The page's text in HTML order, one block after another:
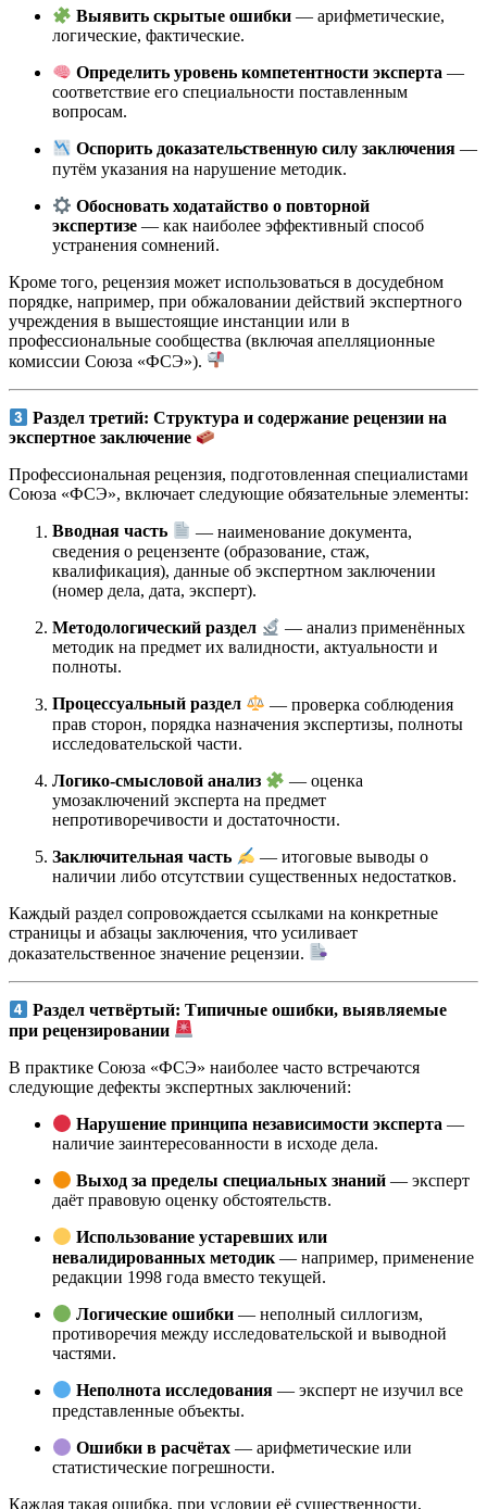
Выявить скрытые ошибки — арифметические,
логические, фактические.
Определить уровень компетентности эксперта —
соответствие его специальности поставленным
вопросам.
Оспорить доказательственную силу заключения —
путём указания на нарушение методик.
Обосновать ходатайство о повторной
экспертизе — как наиболее эффективный способ
устранения сомнений.
Кроме того, рецензия может использоваться в досудебном
порядке, например, при обжаловании действий экспертного
учреждения в вышестоящие инстанции или в
профессиональные сообщества (включая апелляционные
комиссии Союза «ФСЭ»).
Раздел третий: Структура и содержание рецензии на
экспертное заключение
Профессиональная рецензия, подготовленная специалистами
Союза «ФСЭ», включает следующие обязательные элементы:
Вводная часть
— наименование документа,
сведения о рецензенте (образование, стаж,
квалификация), данные об экспертном заключении
(номер дела, дата, эксперт).
Методологический раздел
— анализ применённых
методик на предмет их валидности, актуальности и
полноты.
Процессуальный раздел
— проверка соблюдения
прав сторон, порядка назначения экспертизы, полноты
исследовательской части.
Логико-смысловой анализ
— оценка
умозаключений эксперта на предмет
непротиворечивости и достаточности.
Заключительная часть
— итоговые выводы о
наличии либо отсутствии существенных недостатков.
Каждый раздел сопровождается ссылками на конкретные
страницы и абзацы заключения, что усиливает
доказательственное значение рецензии.
Раздел четвёртый: Типичные ошибки, выявляемые
при рецензировании
В практике Союза «ФСЭ» наиболее часто встречаются
следующие дефекты экспертных заключений:
Нарушение принципа независимости эксперта —
наличие заинтересованности в исходе дела.
Выход за пределы специальных знаний — эксперт
даёт правовую оценку обстоятельств.
Использование устаревших или
невалидированных методик — например, применение
редакции 1998 года вместо текущей.
Логические ошибки — неполный силлогизм,
противоречия между исследовательской и выводной
частями.
Неполнота исследования — эксперт не изучил все
представленные объекты.
Ошибки в расчётах — арифметические или
статистические погрешности.
Каждая такая ошибка, при условии её существенности,